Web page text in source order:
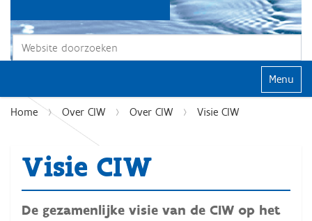
Zoek
Klap
Home Over CIW Over CIW Visie CIW
Visie CIW
De gezamenlijke visie van de CIW op het